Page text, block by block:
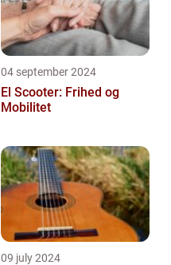
04 september 2024
El Scooter: Frihed og
Mobilitet
09 july 2024